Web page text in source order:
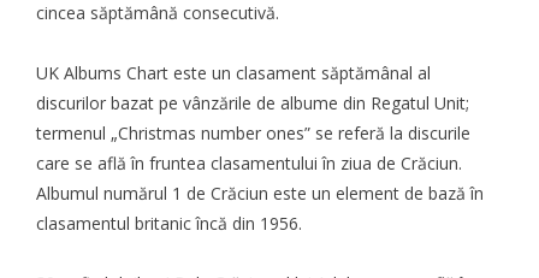
cincea săptămână consecutivă.
UK Albums Chart este un clasament săptămânal al
discurilor bazat pe vânzările de albume din Regatul Unit;
termenul „Christmas number ones” se referă la discurile
care se află în fruntea clasamentului în ziua de Crăciun.
Albumul numărul 1 de Crăciun este un element de bază în
clasamentul britanic încă din 1956.